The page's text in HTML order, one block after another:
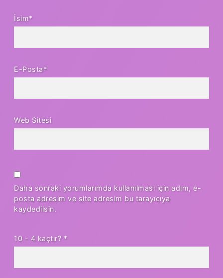
İsim*
E-Posta*
Web Sitesi
Daha sonraki yorumlarımda kullanılması için adım, e-
posta adresim ve site adresim bu tarayıcıya
kaydedilsin.
10 - 4 kaçtır? *